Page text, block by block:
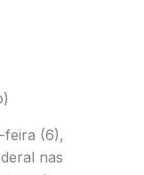
feira (6),
nas